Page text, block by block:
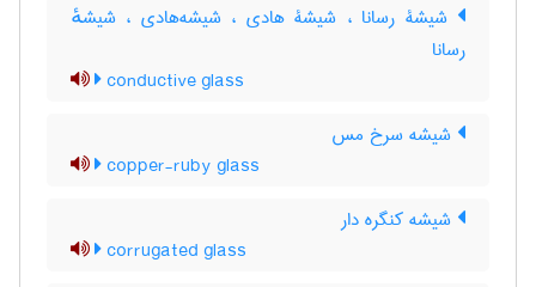
شیشۀ رسانا ، شیشۀ هادی ، شیشه‌هادی ، شیشهٔ
رسانا
conductive glass
شیشه سرخ مس
copper-ruby glass
شیشه کنگره دار
corrugated glass